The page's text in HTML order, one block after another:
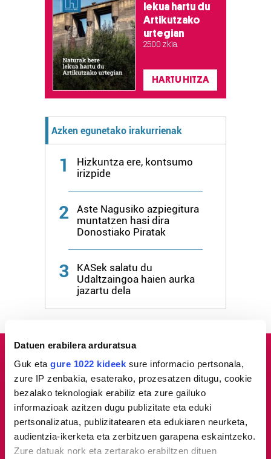
Datuen erabilera arduratsua
Guk eta gure 1022 kideek sure informacio pertsonala,
zure IP zenbakia, esaterako, prozesatzen ditugu, cookie
bezalako teknologiak erabiliz eta zure gailuko
informazioak azitzen dugu publizitate eta eduki
pertsonalizatua, publizitatearen eta edukiaren neurketa,
audientzia-ikerketa eta zerbitzuen garapena eskaintzeko.
Zure datuak nork eta zertarako erabiltzen dituen
lekua hartu du
Artikutzako
urtegian
2.500 zkia.
HARTU HITZA
Azken egunetako irakurrienak
1
Hizkuntza ere, kontsumo
irizpide
2
Aste Nagusiko azpiegitura
muntatzen hasi dira
Donostiako Piratak
3
KASek salatu du
Udaltzaingoa haien aurka
jazartu dela